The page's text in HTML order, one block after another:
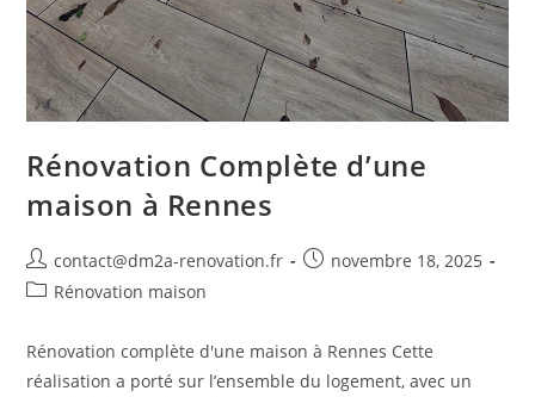
Rénovation Complète d’une
maison à Rennes
contact@dm2a-renovation.fr
novembre 18, 2025
Rénovation maison
Rénovation complète d'une maison à Rennes Cette
réalisation a porté sur l’ensemble du logement, avec un